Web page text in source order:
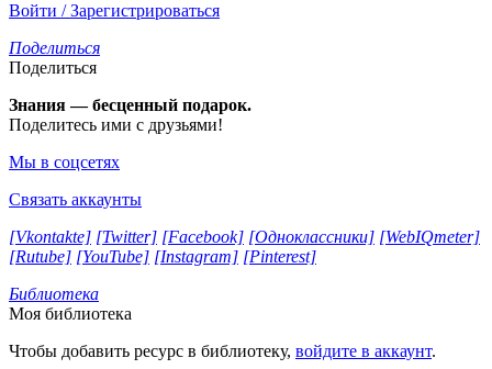
Войти / Зарегистрироваться
Поделиться
Поделиться
Знания — бесценный подарок.
Поделитесь ими с друзьями!
Мы в соцсетях
Связать аккаунты
[Vkontakte] [Twitter] [Facebook] [Одноклассники] [WebIQmeter]
[Rutube] [YouTube] [Instagram] [Pinterest]
Библиотека
Моя библиотека
Чтобы добавить ресурс в библиотеку, войдите в аккаунт.